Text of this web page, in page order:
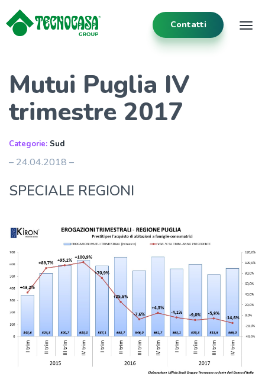
Contatti
Mutui Puglia IV
trimestre 2017
Categorie: Sud
– 24.04.2018 –
SPECIALE REGIONI